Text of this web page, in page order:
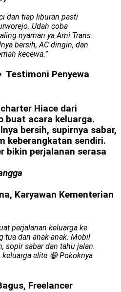
dan tiap liburan pasti
Udah coba
nyaman ya Arni Trans.
bersih, AC dingin, dan
kecewa.”
Testimoni Penyewa
Hiace dari
buat acara keluarga.
bersih, supirnya sabar,
keberangkatan sendiri.
bikin perjalanan serasa
Karyawan Kementerian
perjalanan keluarga ke
tua dan anak-anak. Mobil
sopir sabar dan tahu jalan.
keluarga elite 😁 Pokoknya
Freelancer